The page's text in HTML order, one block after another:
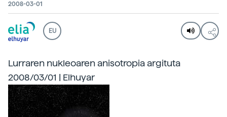
2008-03-01
EU
Lurraren nukleoaren anisotropia argituta
2008/03/01 | Elhuyar